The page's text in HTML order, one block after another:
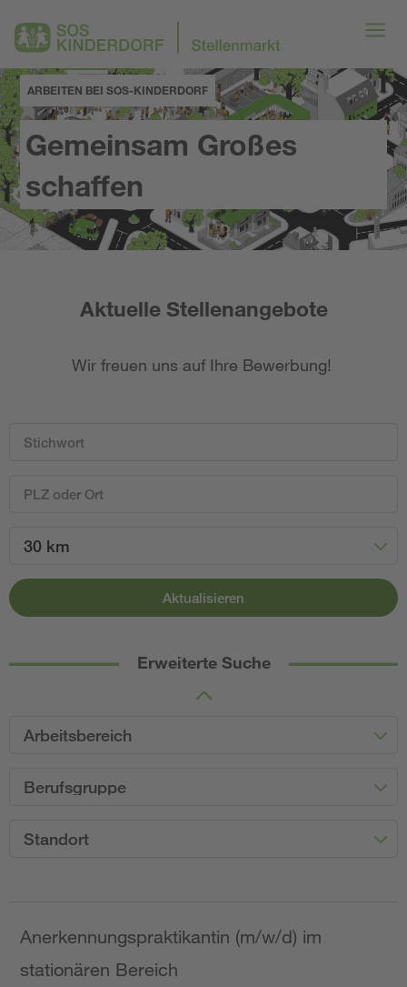
ARBEITEN BEI SOS-KINDERDORF
Gemeinsam Großes
schaffen
Aktuelle Stellenangebote
Wir freuen uns auf Ihre Bewerbung!
30 km
Aktualisieren
Erweiterte Suche
Arbeitsbereich
Berufsgruppe
Standort
Anerkennungspraktikantin (m/w/d) im
stationären Bereich